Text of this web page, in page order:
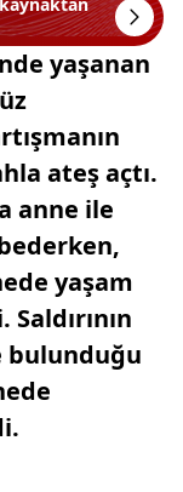
yaşanan
ateş açtı.
anne ile
yaşam
bulunduğu